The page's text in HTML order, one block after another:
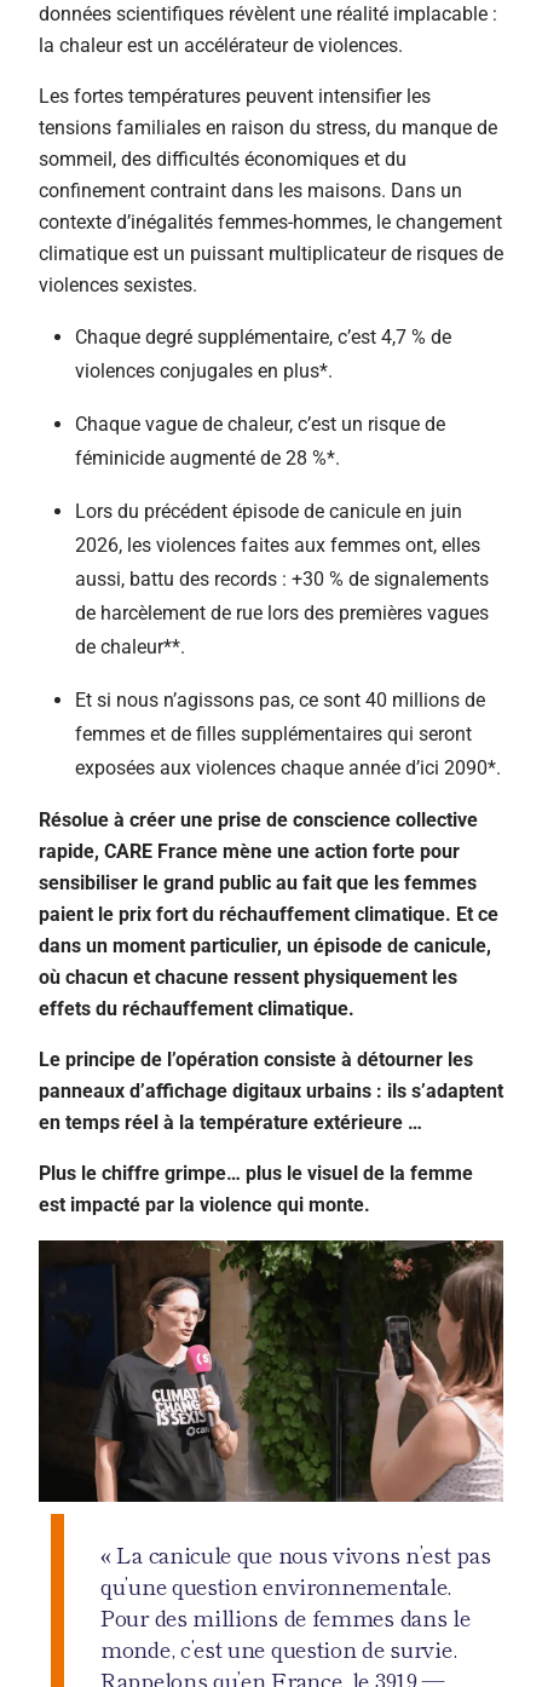
données scientifiques révèlent une réalité implacable :
la chaleur est un accélérateur de violences.
Les fortes températures peuvent intensifier les
tensions familiales en raison du stress, du manque de
sommeil, des difficultés économiques et du
confinement contraint dans les maisons. Dans un
contexte d’inégalités femmes-hommes, le changement
climatique est un puissant multiplicateur de risques de
violences sexistes.
Chaque degré supplémentaire, c’est 4,7 % de
violences conjugales en plus*.
Chaque vague de chaleur, c’est un risque de
féminicide augmenté de 28 %*.
Lors du précédent épisode de canicule en juin
2026, les violences faites aux femmes ont, elles
aussi, battu des records : +30 % de signalements
de harcèlement de rue lors des premières vagues
de chaleur**.
Et si nous n’agissons pas, ce sont 40 millions de
femmes et de filles supplémentaires qui seront
exposées aux violences chaque année d’ici 2090*.
Résolue à créer une prise de conscience collective
rapide, CARE France mène une action forte pour
sensibiliser le grand public au fait que les femmes
paient le prix fort du réchauffement climatique. Et ce
dans un moment particulier, un épisode de canicule,
où chacun et chacune ressent physiquement les
effets du réchauffement climatique.
Le principe de l’opération consiste à détourner les
panneaux d’affichage digitaux urbains : ils s’adaptent
en temps réel à la température extérieure …
Plus le chiffre grimpe… plus le visuel de la femme
est impacté par la violence qui monte.
« La canicule que nous vivons n’est pas
qu’une question environnementale.
Pour des millions de femmes dans le
monde, c’est une question de survie.
Rappelons qu’en France, le 3919 —